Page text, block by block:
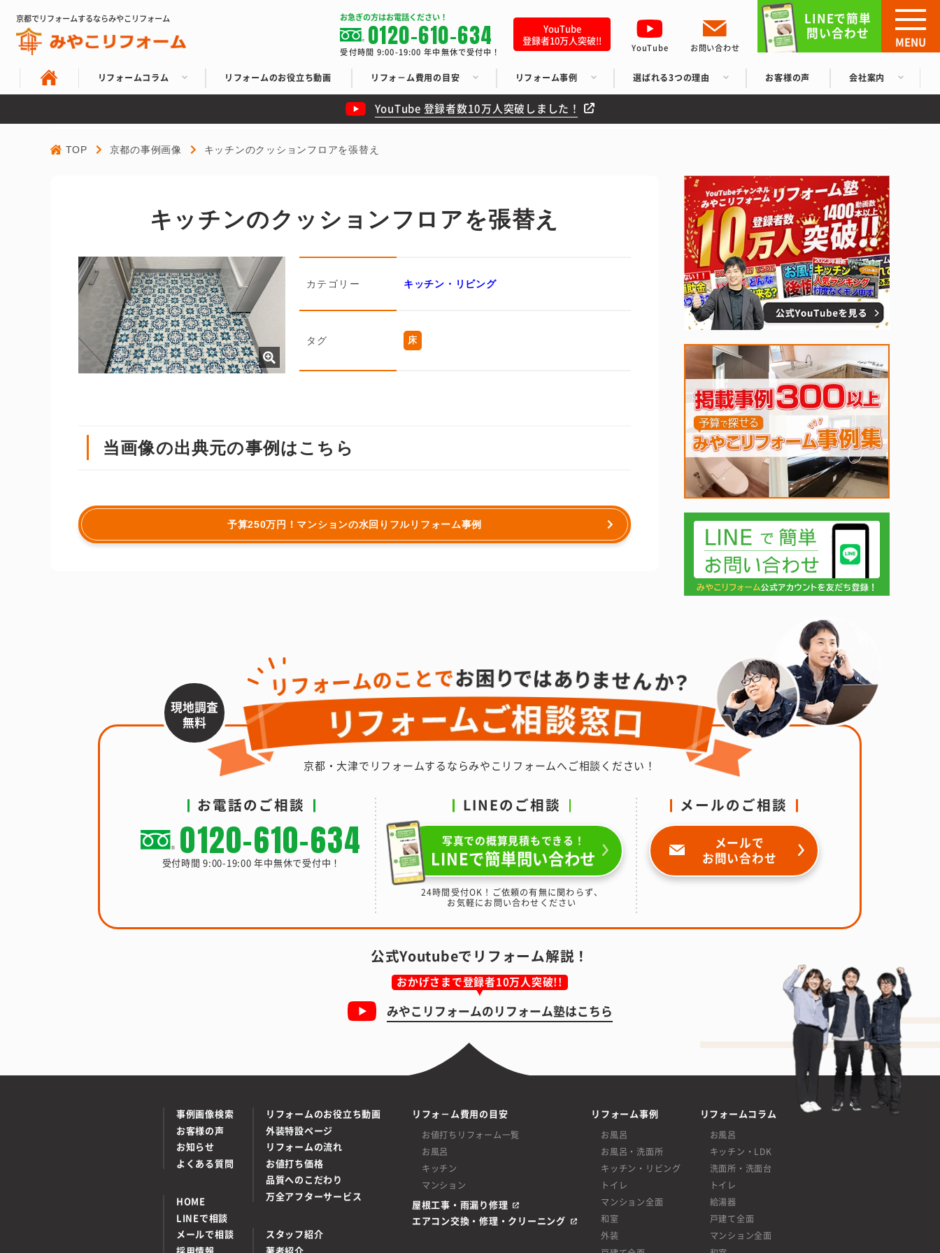
京都でリフォームするならみやこリフォーム お急ぎの方はお電話ください！
0120-610-634
受付時間 9:00-19:00 年中無休で受付中！
YouTube
登録者10万人突破!!
YouTube お問い合わせ
リフォームコラム リフォームのお役立ち動画 リフォ－ム費用の目安 リフォーム事例 選ばれる3つの理由 お客様の声 会社案内
YouTube 登録者数10万人突破しました！
LINEで簡単
問い合わせ
MENU
TOP 京都の事例画像 キッチンのクッションフロアを張替え
キッチンのクッションフロアを張替え
カテゴリー キッチン・リビング
タグ 床
当画像の出典元の事例はこちら
予算250万円！マンションの水回りフルリフォーム事例
現地調査
無料
京都・大津でリフォームするならみやこリフォームへご相談ください！
お電話のご相談
0120-610-634
受付時間 9:00-19:00 年中無休で受付中！
LINEのご相談
写真での概算見積もできる！
LINEで簡単問い合わせ
24時間受付OK！ご依頼の有無に関わらず、
お気軽にお問い合わせください
メールのご相談
メールで
お問い合わせ
公式Youtubeでリフォーム解説！
おかげさまで登録者10万人突破!!
みやこリフォームのリフォーム塾はこちら
事例画像検索
お客様の声
お知らせ
よくある質問
HOME
LINEで相談
メールで相談
リフォームのお役立ち動画
外装特設ページ
リフォームの流れ
お値打ち価格
品質へのこだわり
万全アフターサービス
スタッフ紹介
リフォ－ム費用の目安
お値打ちリフォーム一覧
お風呂
キッチン
マンション
屋根工事・雨漏り修理
エアコン交換・修理・クリーニング
リフォーム事例
お風呂
お風呂・洗面所
キッチン・リビング
トイレ
マンション全面
和室
外装
リフォームコラム
お風呂
キッチン・LDK
洗面所・洗面台
トイレ
給湯器
戸建て全面
マンション全面